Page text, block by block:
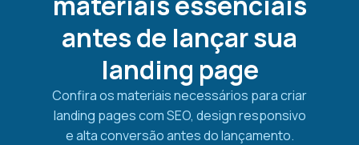
antes de lançar sua
landing page
Confira os materiais necessários para criar
landing pages com SEO, design responsivo
e alta conversão antes do lançamento.